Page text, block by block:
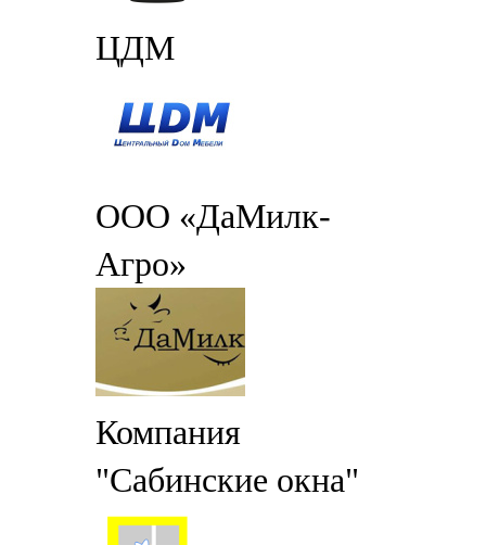
ЦДМ
ООО «ДаМилк-
Агро»
Компания
"Сабинские окна"